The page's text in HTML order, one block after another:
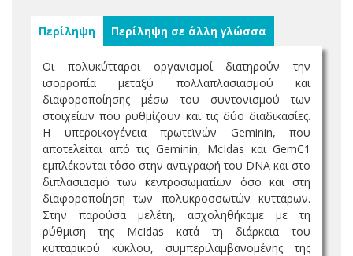
Περίληψη Περίληψη σε άλλη γλώσσα
Οι πολυκύτταροι οργανισμοί διατηρούν την
ισορροπία μεταξύ πολλαπλασιασμού και
διαφοροποίησης μέσω του συντονισμού των
στοιχείων που ρυθμίζουν και τις δύο διαδικασίες.
Η υπεροικογένεια πρωτεϊνών Geminin, που
αποτελείται από τις Geminin, McIdas και GemC1
εμπλέκονται τόσο στην αντιγραφή του DNA και στο
διπλασιασμό των κεντροσωματίων όσο και στη
διαφοροποίηση των πολυκροσσωτών κυττάρων.
Στην παρούσα μελέτη, ασχοληθήκαμε με τη
ρύθμιση της McIdas κατά τη διάρκεια του
κυτταρικού κύκλου, συμπεριλαμβανομένης της